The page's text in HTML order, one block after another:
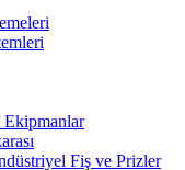
Ekipmanlar
Fiş ve Prizler